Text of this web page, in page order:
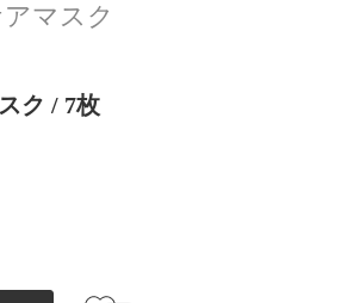
アマスク
ク / 7枚